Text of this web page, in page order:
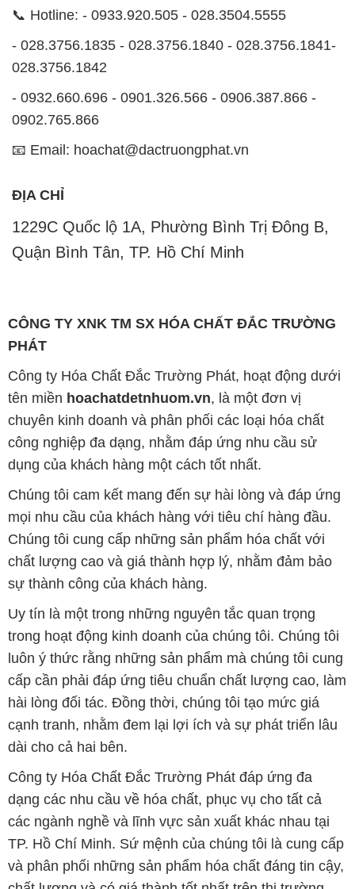
📞 Hotline: - 0933.920.505 - 028.3504.5555
- 028.3756.1835 - 028.3756.1840 - 028.3756.1841-
028.3756.1842
- 0932.660.696 - 0901.326.566 - 0906.387.866 -
0902.765.866
📧 Email: hoachat@dactruongphat.vn
ĐỊA CHỈ
1229C Quốc lộ 1A, Phường Bình Trị Đông B,
Quận Bình Tân, TP. Hồ Chí Minh
CÔNG TY XNK TM SX HÓA CHẤT ĐẮC TRƯỜNG
PHÁT
Công ty Hóa Chất Đắc Trường Phát, hoạt động dưới
tên miền hoachatdetnhuom.vn, là một đơn vị
chuyên kinh doanh và phân phối các loại hóa chất
công nghiệp đa dạng, nhằm đáp ứng nhu cầu sử
dụng của khách hàng một cách tốt nhất.
Chúng tôi cam kết mang đến sự hài lòng và đáp ứng
mọi nhu cầu của khách hàng với tiêu chí hàng đầu.
Chúng tôi cung cấp những sản phẩm hóa chất với
chất lượng cao và giá thành hợp lý, nhằm đảm bảo
sự thành công của khách hàng.
Uy tín là một trong những nguyên tắc quan trọng
trong hoạt động kinh doanh của chúng tôi. Chúng tôi
luôn ý thức rằng những sản phẩm mà chúng tôi cung
cấp cần phải đáp ứng tiêu chuẩn chất lượng cao, làm
hài lòng đối tác. Đồng thời, chúng tôi tạo mức giá
cạnh tranh, nhằm đem lại lợi ích và sự phát triển lâu
dài cho cả hai bên.
Công ty Hóa Chất Đắc Trường Phát đáp ứng đa
dạng các nhu cầu về hóa chất, phục vụ cho tất cả
các ngành nghề và lĩnh vực sản xuất khác nhau tại
TP. Hồ Chí Minh. Sứ mệnh của chúng tôi là cung cấp
và phân phối những sản phẩm hóa chất đáng tin cậy,